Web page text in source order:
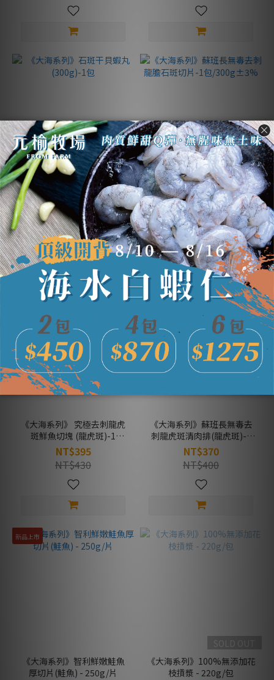
《大海系列》石斑干貝蝦丸
(300g)-1包
NT$275
NT$325
《大海系列》蘇班長無毒去
刺龍膽石斑切片-1
包/300g±3%
NT$520
《大海系列》 究極去刺龍虎
斑鮮魚切塊 (龍虎斑)-1
包/300g± 5%
NT$395
NT$430
《大海系列》蘇班長無毒去
刺龍虎斑清肉排(龍虎斑)-1
包/300g± 5%
NT$370
NT$400
新品上市
《大海系列》智利鮮嫩鮭魚
厚切片(鮭魚) - 250g/片
SOLD OUT
《大海系列》100%無添加花
枝摃漿 - 220g/包